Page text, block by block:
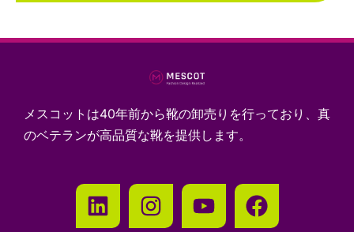
メスコットは40年前から靴の卸売りを行っており、真
のベテランが高品質な靴を提供します。